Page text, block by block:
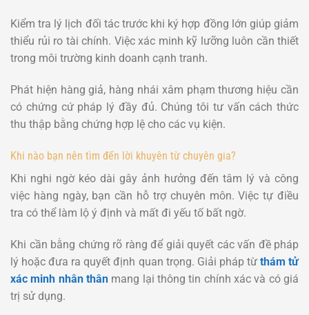
Kiểm tra lý lịch đối tác trước khi ký hợp đồng lớn giúp giảm
thiểu rủi ro tài chính. Việc xác minh kỹ lưỡng luôn cần thiết
trong môi trường kinh doanh cạnh tranh.
Phát hiện hàng giả, hàng nhái xâm phạm thương hiệu cần
có chứng cứ pháp lý đầy đủ. Chúng tôi tư vấn cách thức
thu thập bằng chứng hợp lệ cho các vụ kiện.
Khi nào bạn nên tìm đến lời khuyên từ chuyên gia?
Khi nghi ngờ kéo dài gây ảnh hưởng đến tâm lý và công
việc hàng ngày, bạn cần hỗ trợ chuyên môn. Việc tự điều
tra có thể làm lộ ý định và mất đi yếu tố bất ngờ.
Khi cần bằng chứng rõ ràng để giải quyết các vấn đề pháp
lý hoặc đưa ra quyết định quan trọng. Giải pháp từ thám tử
xác minh nhân thân mang lại thông tin chính xác và có giá
trị sử dụng.